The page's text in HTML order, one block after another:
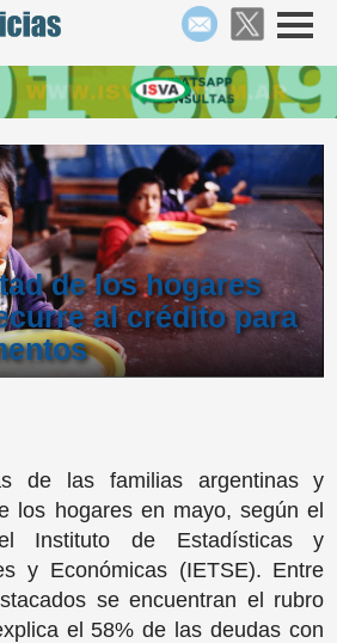
de los hogares
al crédito para
de las familias argentinas y
los hogares en mayo, según el
Instituto de Estadísticas y
y Económicas (IETSE). Entre
se encuentran el rubro
el 58% de las deudas con